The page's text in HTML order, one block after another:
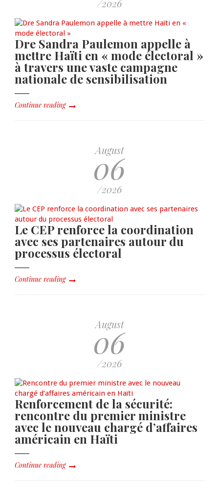
/2026
Dre Sandra Paulemon appelle à
mettre Haïti en « mode électoral »
à travers une vaste campagne
nationale de sensibilisation
Continue reading
August
06
/2026
Le CEP renforce la coordination
avec ses partenaires autour du
processus électoral
Continue reading
August
06
/2026
Renforcement de la sécurité:
rencontre du premier ministre
avec le nouveau chargé d’affaires
américain en Haïti
Continue reading